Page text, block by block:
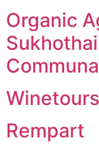
Organic
Rempart